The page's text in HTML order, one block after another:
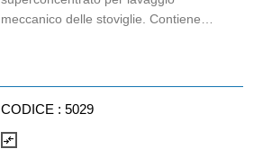
meccanico delle stoviglie. Contiene
rispettosa dell’ambiente è certificata
da Nordic SWAN Ecolabel come
CODICE : 5029
compare_arrows